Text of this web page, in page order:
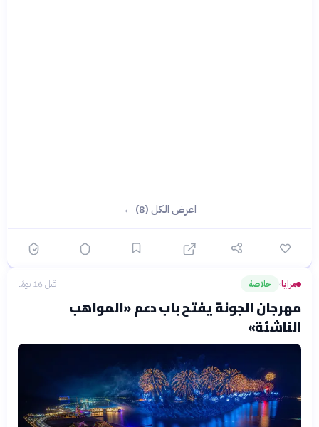
اعرض الكل (8) ←
مرايا› خلاصة قبل 16 يومًا
مهرجان الجونة يفتح باب دعم «المواهب
الناشئة»